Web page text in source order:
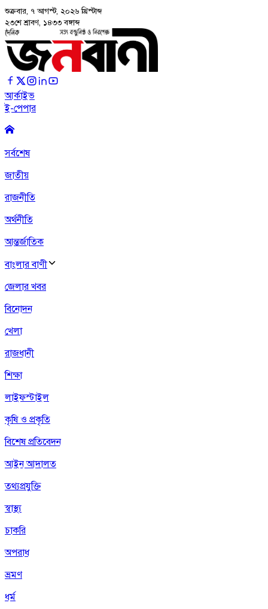
শুক্রবার, ৭ আগস্ট, ২০২৬ খ্রিস্টাব্দ
২৩শে শ্রাবণ, ১৪৩৩ বঙ্গাব্দ
আর্কাইভ
ই-পেপার
সর্বশেষ
জাতীয়
রাজনীতি
অর্থনীতি
আন্তর্জাতিক
বাংলার বাণী
জেলার খবর
বিনোদন
খেলা
রাজধানী
শিক্ষা
লাইফস্টাইল
কৃষি ও প্রকৃতি
বিশেষ প্রতিবেদন
আইন আদালত
তথ্যপ্রযুক্তি
স্বাস্থ্য
চাকরি
অপরাধ
ভ্রমণ
ধর্ম